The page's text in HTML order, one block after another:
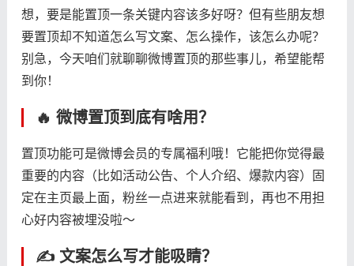
想，要是能置顶一条关键内容该多好呀？但有些朋友想
要置顶却不知道怎么写文案、怎么操作，该怎么办呢？
别急，今天咱们就聊聊微博置顶的那些事儿，希望能帮
到你！
🔥 微博置顶到底有啥用？
置顶功能可是微博会员的专属福利哦！它能把你觉得最
重要的内容（比如活动公告、个人介绍、爆款内容）固
定在主页最上面，粉丝一点进来就能看到，再也不用担
心好内容被埋没啦～
✍️ 文案怎么写才能吸睛？